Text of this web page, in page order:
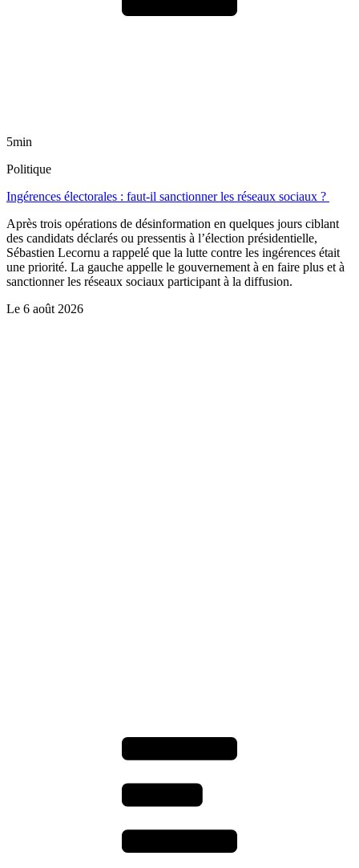
5min
Politique
Ingérences électorales : faut-il sanctionner les réseaux sociaux ?
Après trois opérations de désinformation en quelques jours ciblant
des candidats déclarés ou pressentis à l’élection présidentielle,
Sébastien Lecornu a rappelé que la lutte contre les ingérences était
une priorité. La gauche appelle le gouvernement à en faire plus et à
sanctionner les réseaux sociaux participant à la diffusion.
Le 6 août 2026